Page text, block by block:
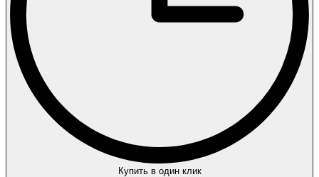
Купить в один клик